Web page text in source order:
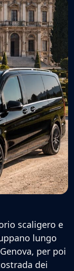
scaligero e
lungo
per poi
dei